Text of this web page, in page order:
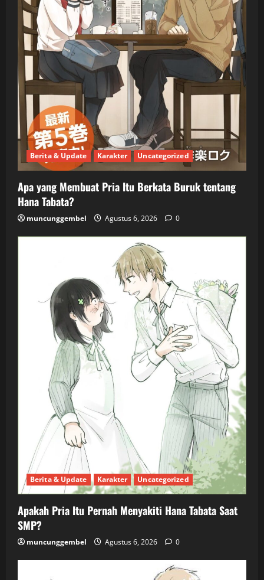
Berita & Update Karakter Uncategorized
Apa yang Membuat Pria Itu Berkata Buruk tentang
Hana Tabata?
muncunggembel Agustus 6, 2026 0
Berita & Update Karakter Uncategorized
Apakah Pria Itu Pernah Menyakiti Hana Tabata Saat
SMP?
muncunggembel Agustus 6, 2026 0